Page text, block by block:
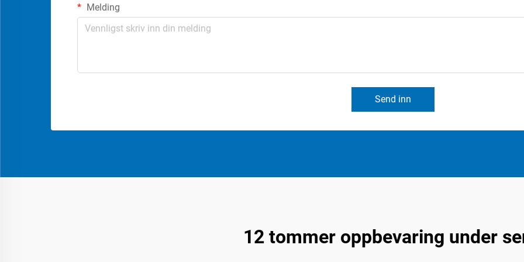
Melding
Send inn
12 tommer oppbevaring under